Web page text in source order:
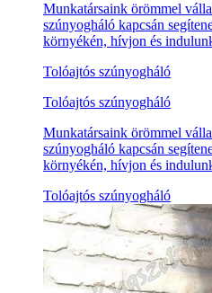
Munkatársaink örömmel
szúnyogháló kapcsán
környékén, hívjon és
Tolóajtós szúnyogháló
Tolóajtós szúnyogháló
Munkatársaink örömmel
szúnyogháló kapcsán
környékén, hívjon és
Tolóajtós szúnyogháló